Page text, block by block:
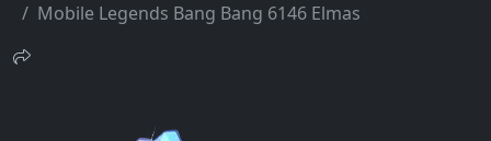
Mobile Legends Bang Bang 6146 Elmas